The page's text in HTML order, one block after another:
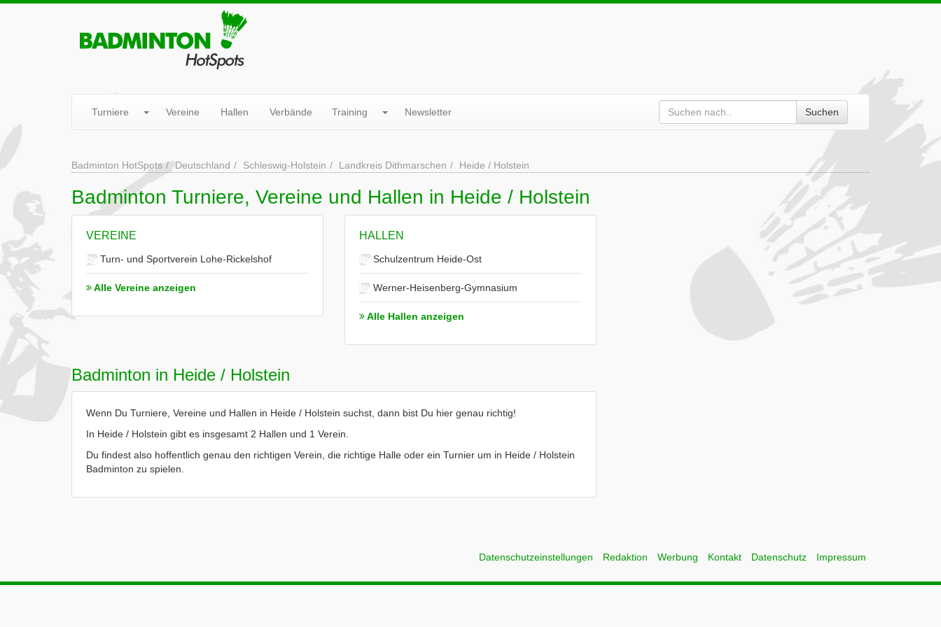
Turniere Vereine Hallen Verbände Training Newsletter Suchen
Badminton HotSpots Deutschland Schleswig-Holstein Landkreis Dithmarschen Heide / Holstein
Badminton Turniere, Vereine und Hallen in Heide / Holstein
VEREINE
Turn- und Sportverein Lohe-Rickelshof
Alle Vereine anzeigen
HALLEN
Schulzentrum Heide-Ost
Werner-Heisenberg-Gymnasium
Alle Hallen anzeigen
Badminton in Heide / Holstein
Wenn Du Turniere, Vereine und Hallen in Heide / Holstein suchst, dann bist Du hier genau richtig!
In Heide / Holstein gibt es insgesamt 2 Hallen und 1 Verein.
Du findest also hoffentlich genau den richtigen Verein, die richtige Halle oder ein Turnier um in Heide / Holstein
Badminton zu spielen.
Datenschutzeinstellungen Redaktion Werbung Kontakt Datenschutz Impressum